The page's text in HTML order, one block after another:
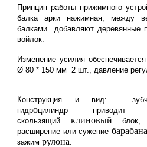
Принцип работы прижимного
балка арки нажимная, между
балками добавляют деревянные
войлок.
Изменение усилия
Ø 80 * 150 мм 2 шт., давление
Конструкция и вид:
гидроцилиндр
скользящий клиновыйблок,
расширение или сужение барабана
зажим рулона